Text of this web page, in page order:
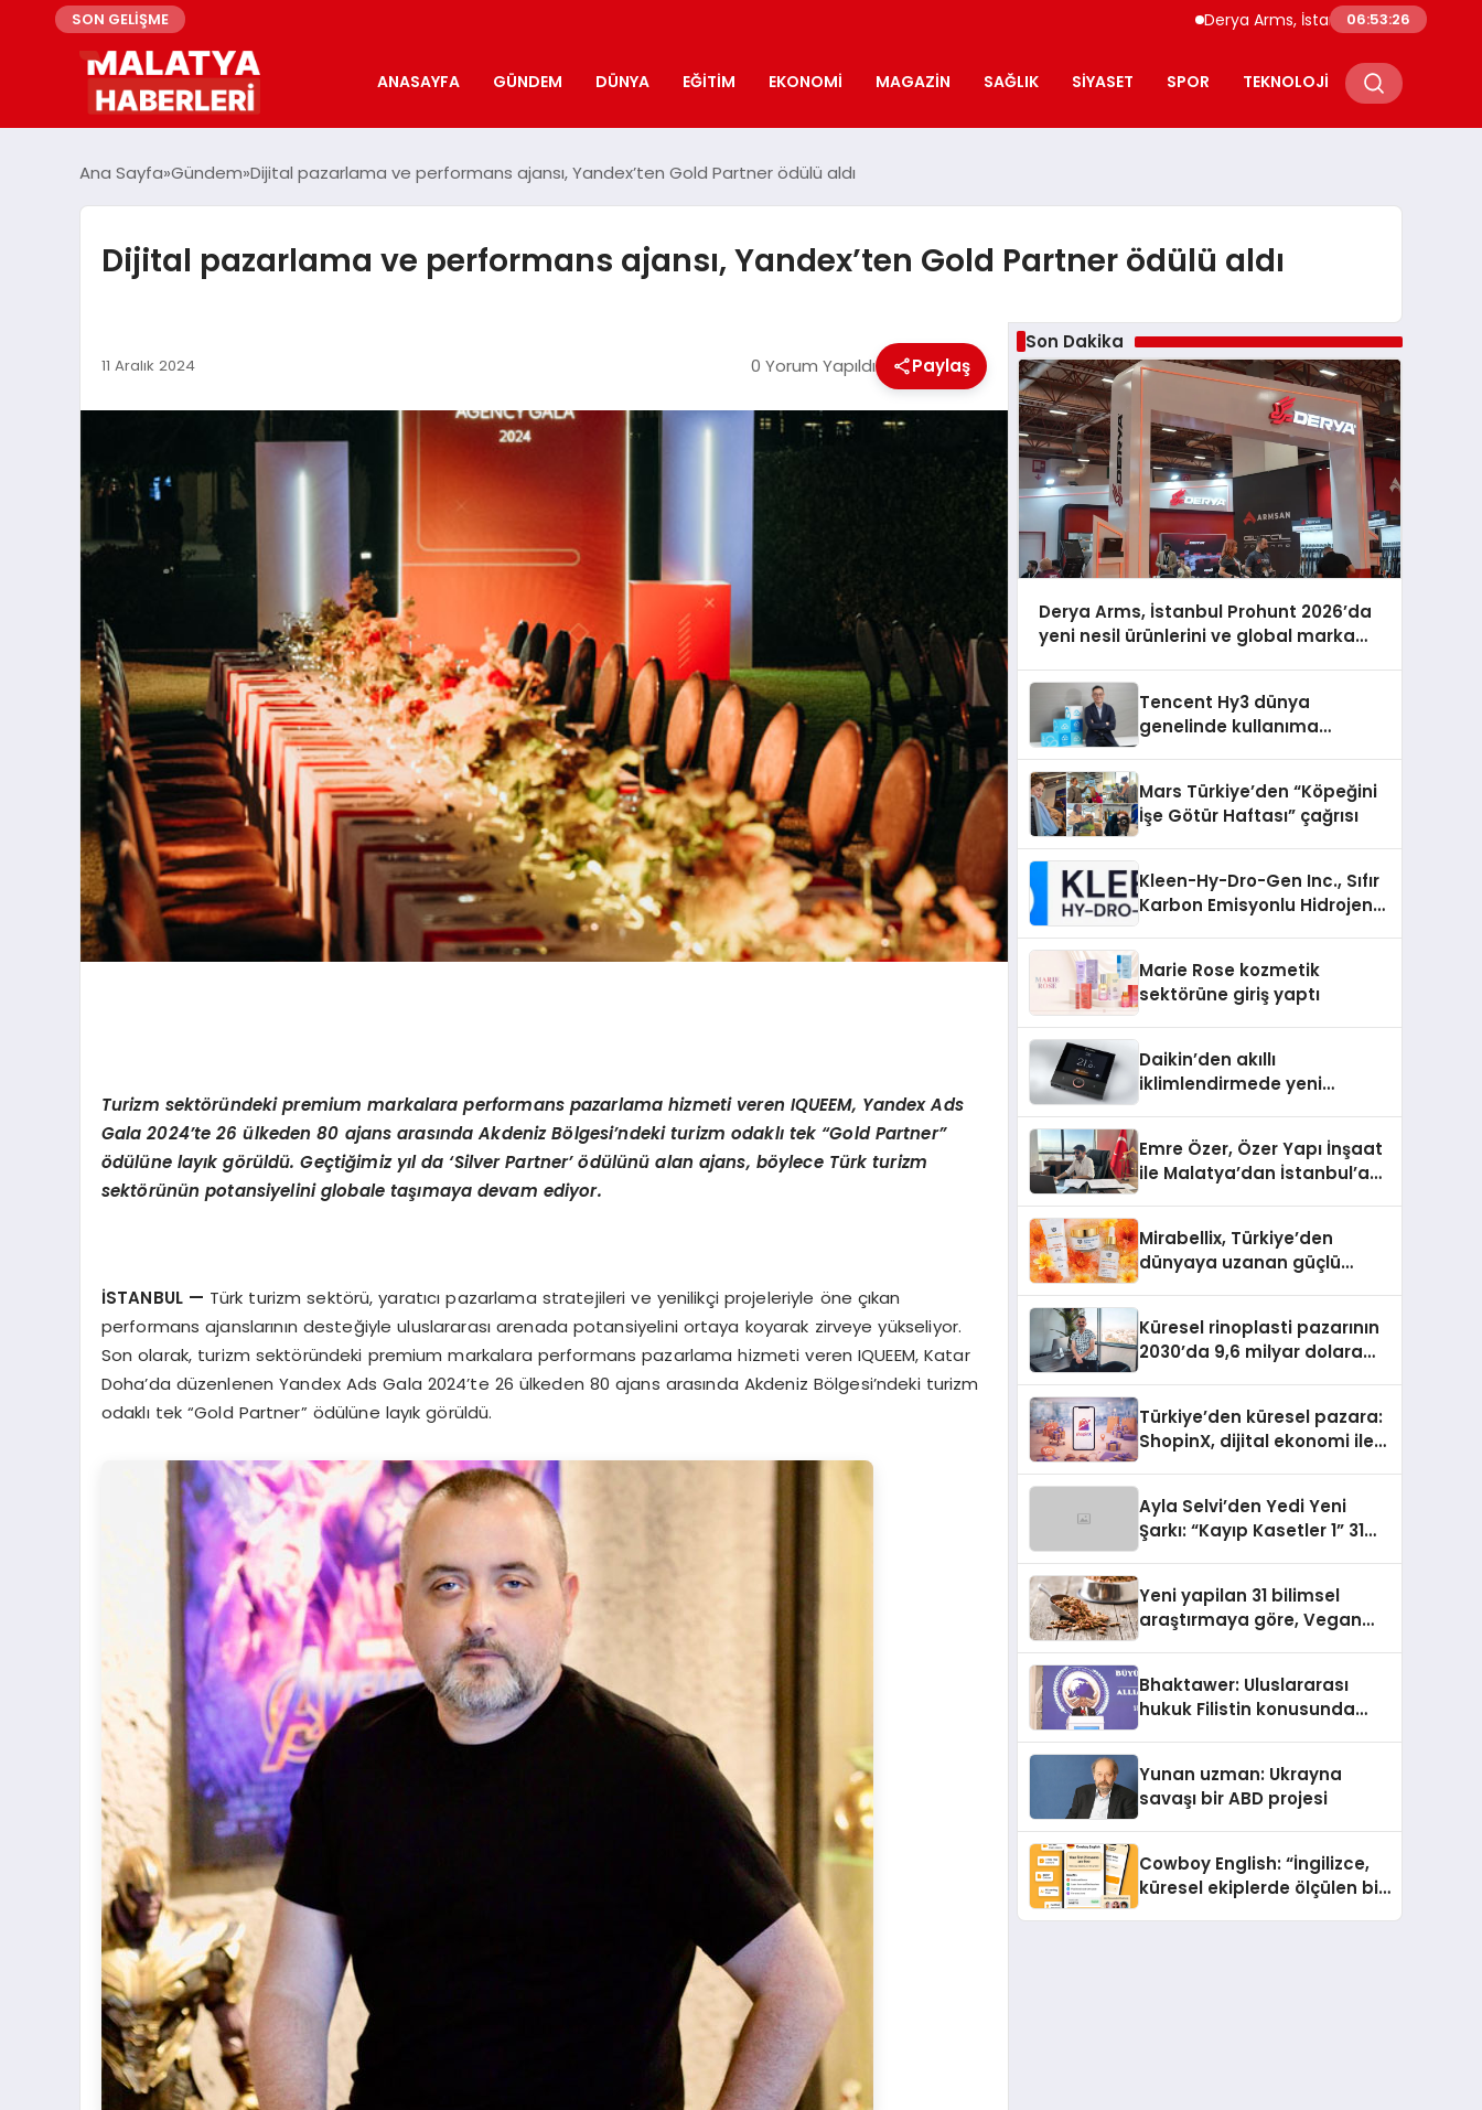
SON GELİŞME Derya Arms, İstanbul Prohunt 2026’da yeni
06:53:27
ANASAYFA GÜNDEM DÜNYA EĞITIM EKONOMI MAGAZIN SAĞLIK SIYASET SPOR TEKNOLOJI
Ana Sayfa Gündem Dijital pazarlama ve performans ajansı, Yandex’ten Gold Partner ödülü aldı
Dijital pazarlama ve performans ajansı, Yandex’ten Gold Partner ödülü aldı
11 Aralık 2024 0 Yorum Yapıldı Paylaş
Turizm sektöründeki premium markalara performans pazarlama hizmeti veren IQUEEM, Yandex Ads
Gala 2024’te 26 ülkeden 80 ajans arasında Akdeniz Bölgesi’ndeki turizm odaklı tek “Gold Partner”
ödülüne layık görüldü. Geçtiğimiz yıl da ‘Silver Partner’ ödülünü alan ajans, böylece Türk turizm
sektörünün potansiyelini globale taşımaya devam ediyor.
İSTANBUL — Türk turizm sektörü, yaratıcı pazarlama stratejileri ve yenilikçi projeleriyle öne çıkan
performans ajanslarının desteğiyle uluslararası arenada potansiyelini ortaya koyarak zirveye yükseliyor.
Son olarak, turizm sektöründeki premium markalara performans pazarlama hizmeti veren IQUEEM, Katar
Doha’da düzenlenen Yandex Ads Gala 2024’te 26 ülkeden 80 ajans arasında Akdeniz Bölgesi’ndeki turizm
odaklı tek “Gold Partner” ödülüne layık görüldü.
Son Dakika
Derya Arms, İstanbul Prohunt 2026’da
yeni nesil ürünlerini ve global marka
Tencent Hy3 dünya
genelinde kullanıma
Mars Türkiye’den “Köpeğini
İşe Götür Haftası” çağrısı
Kleen-Hy-Dro-Gen Inc., Sıfır
Karbon Emisyonlu Hidrojen
Aldı
Marie Rose kozmetik
sektörüne giriş yaptı
Daikin’den akıllı
iklimlendirmede yeni
Emre Özer, Özer Yapı İnşaat
ile Malatya’dan İstanbul’a
Mirabellix, Türkiye’den
dünyaya uzanan güçlü
Küresel rinoplasti pazarının
2030’da 9,6 milyar dolara
Türkiye’den küresel pazara:
ShopinX, dijital ekonomi ile
Ayla Selvi’den Yedi Yeni
Şarkı: “Kayıp Kasetler 1” 31
Yeni yapilan 31 bilimsel
araştırmaya göre, Vegan
Sindirildiğini Ortaya Koydu
Bhaktawer: Uluslararası
hukuk Filistin konusunda
Yunan uzman: Ukrayna
savaşı bir ABD projesi
Cowboy English: “İngilizce,
küresel ekiplerde ölçülen bir